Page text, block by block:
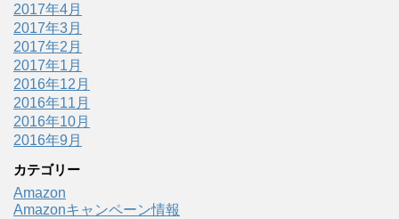
2017年4月
2017年3月
2017年2月
2017年1月
2016年12月
2016年11月
2016年10月
2016年9月
カテゴリー
Amazon
Amazonキャンペーン情報